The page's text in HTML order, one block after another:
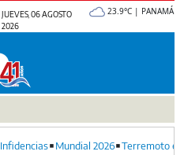
JUEVES, 06 AGOSTO
2026
23.9°C | PANAMÁ
Infidencias Mundial 2026 Terremoto